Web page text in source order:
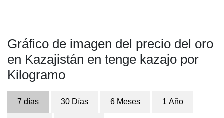
Gráfico de imagen del precio del oro
en Kazajistán en tenge kazajo por
Kilogramo
7 días 30 Días 6 Meses 1 Año